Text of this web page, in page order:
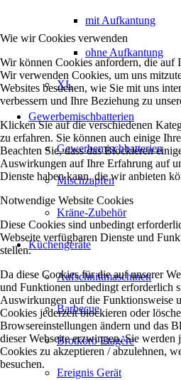
mit Aufkantung
ohne Aufkantung
XL
Gewerbemischbatterien
Gewerbemischbatterien
Mischzapfen
Kräne-Zubehör
Küchengeräte
Aufschnittmaschinen
Barbecue
Brotkorb Etagère
Ereignis Gerät
Wie wir Cookies verwenden
Wir können Cookies anfordern, die auf
Wir verwenden Cookies, um uns
Websites besuchen, wie Sie mit uns
verbessern und Ihre Beziehung zu
Klicken Sie auf die verschiedenen
zu erfahren. Sie können auch einige
Beachten Sie, dass das Blockieren
Auswirkungen auf Ihre Erfahrung auf
Dienste haben kann, die wir anbieten
Notwendige Website Cookies
Diese Cookies sind unbedingt
Webseite verfügbaren Dienste und
stellen.
Da diese Cookies für die auf unserer
und Funktionen unbedingt erforderlich
Auswirkungen auf die Funktionsweise
Cookies jederzeit blockieren oder
Browsereinstellungen ändern und das
dieser Webseite erzwingen. Sie werden
Cookies zu akzeptieren / abzulehnen,
besuchen.